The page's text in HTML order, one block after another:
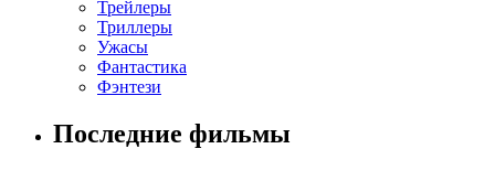
Трейлеры
Триллеры
Ужасы
Фантастика
Фэнтези
Последние фильмы